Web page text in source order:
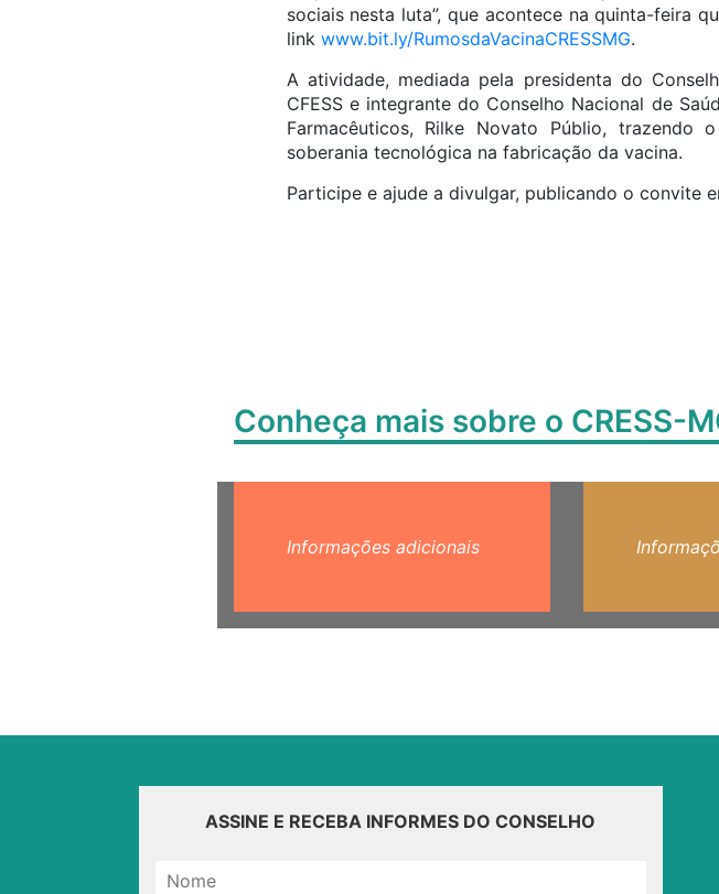
sociais nesta luta”, que acontece na quinta-feira
link www.bit.ly/RumosdaVacinaCRESSMG.
A atividade, mediada pela presidenta do
CFESS e integrante do Conselho Nacional de
Farmacêuticos, Rilke Novato Públio,
soberania tecnológica na fabricação da vacina.
Participe e ajude a divulgar, publicando o convite
Conheça mais sobre o CRESS-
Informações adicionais
ASSINE E RECEBA INFORMES DO CONSELHO